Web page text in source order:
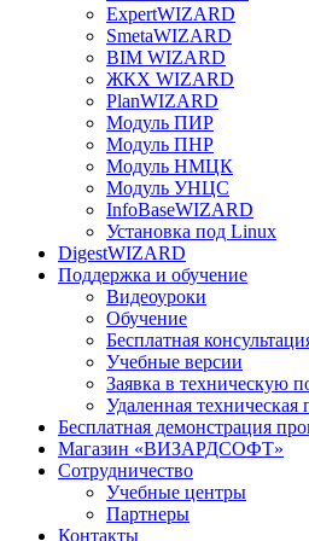
ExpertWIZARD
SmetaWIZARD
BIM WIZARD
ЖКХ WIZARD
PlanWIZARD
Модуль ПИР
Модуль ПНР
Модуль НМЦК
Модуль УНЦС
InfoBaseWIZARD
Установка под Linux
DigestWIZARD
Поддержка и обучение
Видеоуроки
Обучение
Бесплатная
Учебные версии
Заявка в техническую
Удаленная техническая
Бесплатная демонстрация
Магазин «ВИЗАРДСОФТ»
Сотрудничество
Учебные центры
Партнеры
Контакты